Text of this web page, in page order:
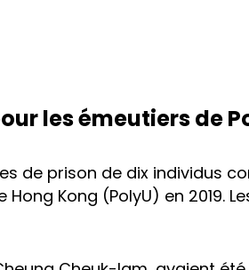
les émeutiers de
de prison de dix individus
Kong (PolyU) en 2019.